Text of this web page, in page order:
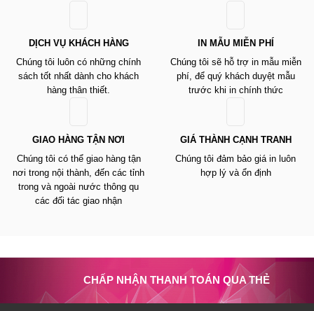
DỊCH VỤ KHÁCH HÀNG
Chúng tôi luôn có những chính
sách tốt nhất dành cho khách
hàng thân thiết.
IN MẪU MIỄN PHÍ
Chúng tôi sẽ hỗ trợ in mẫu miễn
phí, để quý khách duyệt mẫu
trước khi in chính thức
GIAO HÀNG TẬN NƠI
Chúng tôi có thể giao hàng tận
nơi trong nội thành, đến các tỉnh
trong và ngoài nước thông qu
các đối tác giao nhận
GIÁ THÀNH CẠNH TRANH
Chúng tôi đảm bảo giá in luôn
hợp lý và ổn định
CHẤP NHẬN THANH TOÁN QUA THẺ